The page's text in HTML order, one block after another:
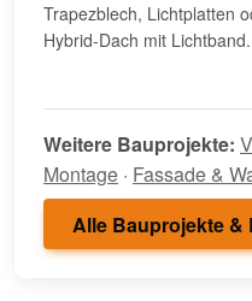
Trapezblech, Lichtplatten
Hybrid-Dach mit Lichtband.
Weitere Bauprojekte:
Montage · Fassade &
Alle Bauprojekte &